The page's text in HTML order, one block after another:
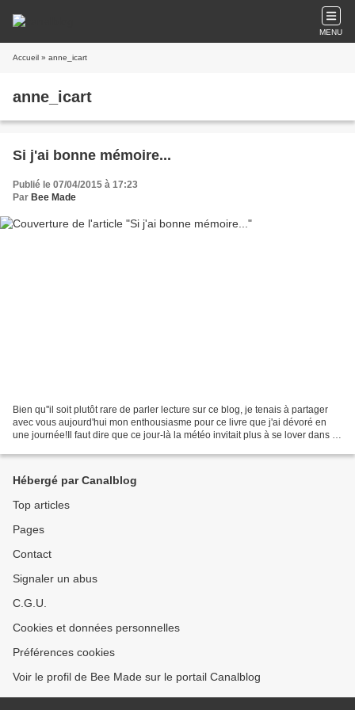
MENU
Accueil » anne_icart
anne_icart
Si j'ai bonne mémoire...
Publié le 07/04/2015 à 17:23
Par Bee Made
Bien qu''il soit plutôt rare de parler lecture sur ce blog, je tenais à partager
avec vous aujourd'hui mon enthousiasme pour ce livre que j'ai dévoré en
une journée!Il faut dire que ce jour-là la météo invitait plus à se lover dans le
Hébergé par Canalblog
Top articles
Pages
Contact
Signaler un abus
C.G.U.
Cookies et données personnelles
Préférences cookies
Voir le profil de Bee Made sur le portail Canalblog